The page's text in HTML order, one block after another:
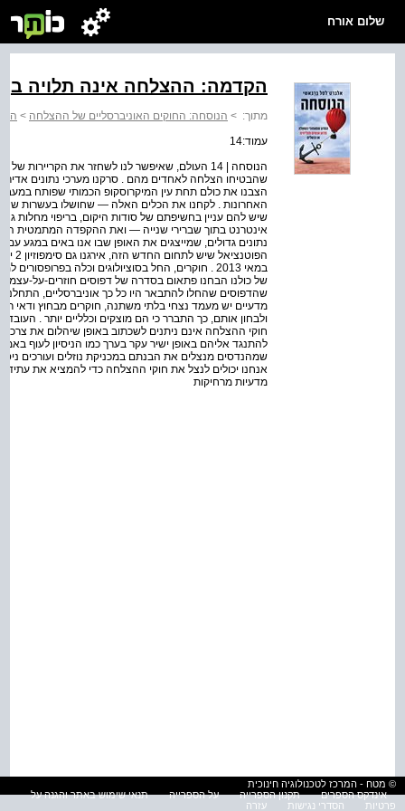
שלום אורח
הקדמה: ההצלחה אינה תלויה
מתוך: > הנוסחה: החוקים האוניברסליים של ההצלחה >
עמוד:14
הנוסחה | 14 העולם, שאיפשר לנו לשחזר את
שהבטיחו הצלחה לאחדים מהם . סרקנו מערכי נתונים
הצבנו את כולם תחת עין המיקרוסקופ הכמותי שפותח
האחרונות . לקחנו את הכלים האלה — שחושלו בעשרות
שיש להם עניין בחשיפתם של סודות היקום, בריפוי מחלות
אינטרנט בתוך שברירי שנייה — ואת ההקפדה המתמטית
נתונים גדולים, שמייצגים את האופן שבו אנו באים במגע עם
במאי 2013 . חוקרים, החל בסוציולוגים וכלה
של כולנו הבחנו פתאום בסדרה של דפוסים חוזרים-על-
שהדפוסים שהחלו להתבאר היו כל כך אוניברסליים,
מדעיים יש מעמד נצחי בלתי משתנה, חוקרים מבחוץ ודאי
ולבחון אותם, כך התברר כי הם מוצקים וכלליים יותר .
חוקי ההצלחה אינם ניתנים לשכתוב באופן שיהלום את צרכינו
להתנגד אליהם באופן ישיר עקר בערך כמו הניסיון לעוף
שמהנדסים מנצלים את הבנתם במכניקת נוזלים ועורכים
אנחנו יכולים לנצל את חוקי ההצלחה כדי להמציא את
מדעיות מרחיקות
© מטח - המרכז לטכנולוגיה חינוכית
אינדקס הספרים
תקנון הספרייה על הספרייה
תנאי שימוש באתר והגנה על
פרטיות
הסדרי נגישות עזרה